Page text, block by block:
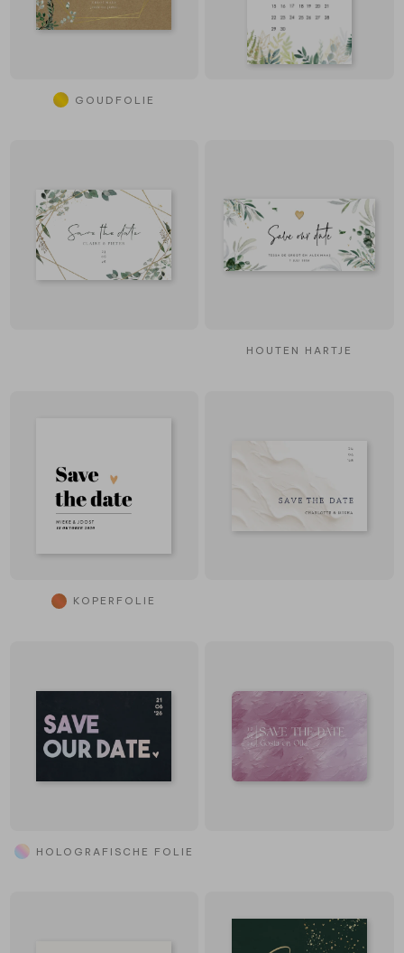
GOUDFOLIE
HOUTEN HARTJE
KOPERFOLIE
HOLOGRAFISCHE FOLIE